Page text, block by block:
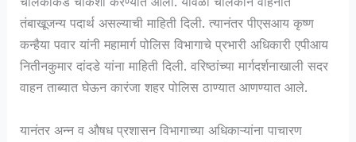
तंबाखूजन्य पदार्थ असल्याची माहिती दिली. त्यानंतर पीएसआय कृष्ण
कन्हैया पवार यांनी महामार्ग पोलिस विभागाचे प्रभारी अधिकारी एपीआय
नितीनकुमार दांदडे यांना माहिती दिली. वरिष्ठांच्या मार्गदर्शनाखाली सदर
वाहन ताब्यात घेऊन कारंजा शहर पोलिस ठाण्यात आणण्यात आले.
यानंतर अन्न व औषध प्रशासन विभागाच्या अधिकाऱ्यांना पाचारण